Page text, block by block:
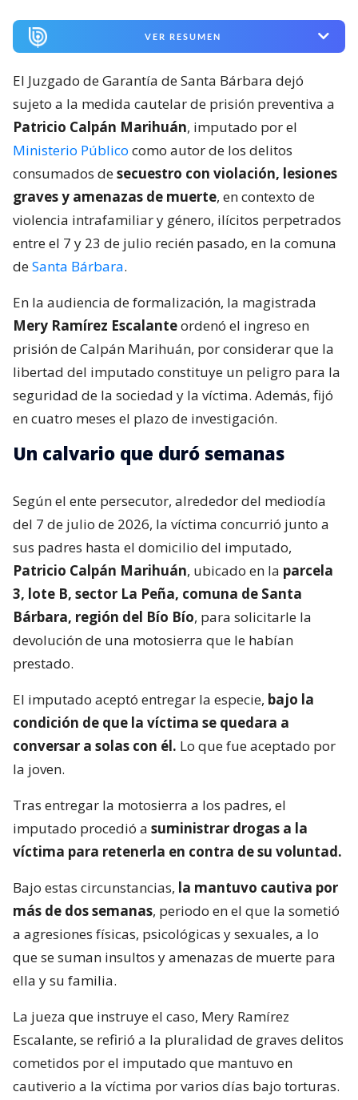
VER RESUMEN
El Juzgado de Garantía de Santa Bárbara dejó
sujeto a la medida cautelar de prisión preventiva a
Patricio Calpán Marihuán, imputado por el
Ministerio Público como autor de los delitos
consumados desecuestro con violación, lesiones
graves y amenazas de muerte, en contexto de
violencia intrafamiliar y género, ilícitos perpetrados
entre el 7 y 23 de julio recién pasado, en la comuna
deSanta Bárbara.
En la audiencia de formalización, la magistrada
Mery Ramírez Escalanteordenó el ingreso en
prisión de Calpán Marihuán, por considerar que la
libertad del imputado constituye un peligro para la
seguridad de la sociedad y la víctima. Además, fijó
en cuatro meses el plazo de investigación.
Un calvario que duró semanas
Según el ente persecutor, alrededor del mediodía
del 7 de julio de 2026, la víctima concurrió junto a
sus padres hasta el domicilio del imputado,
Patricio Calpán Marihuán, ubicado en la parcela
3, lote B, sector La Peña, comuna de Santa
Bárbara, región del Bío Bío, para solicitarle la
devolución de una motosierra que le habían
prestado.
El imputado aceptó entregar la especie, bajo la
condición de que la víctima se quedara a
conversar a solas con él. Lo que fue aceptado por
la joven.
Tras entregar la motosierra a los padres, el
imputado procedió a suministrar drogas a la
víctima para retenerla en contra de su voluntad.
Bajo estas circunstancias, la mantuvo cautiva por
más de dos semanas, periodo en el que la sometió
a agresiones físicas, psicológicas y sexuales, a lo
que se suman insultos y amenazas de muerte para
ella y su familia.
La jueza que instruye el caso, Mery Ramírez
Escalante, se refirió a la pluralidad de graves delitos
cometidos por el imputado que mantuvo en
cautiverio a la víctima por varios días bajo torturas.